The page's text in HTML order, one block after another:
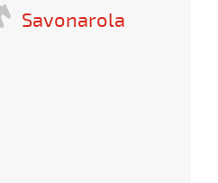
Savonarola